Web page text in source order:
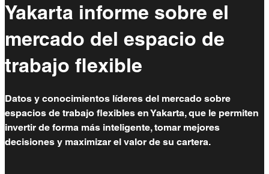
Yakarta informe sobre el
mercado del espacio de
trabajo flexible
Datos y conocimientos líderes del mercado sobre
espacios de trabajo flexibles en Yakarta, que le permiten
invertir de forma más inteligente, tomar mejores
decisiones y maximizar el valor de su cartera.